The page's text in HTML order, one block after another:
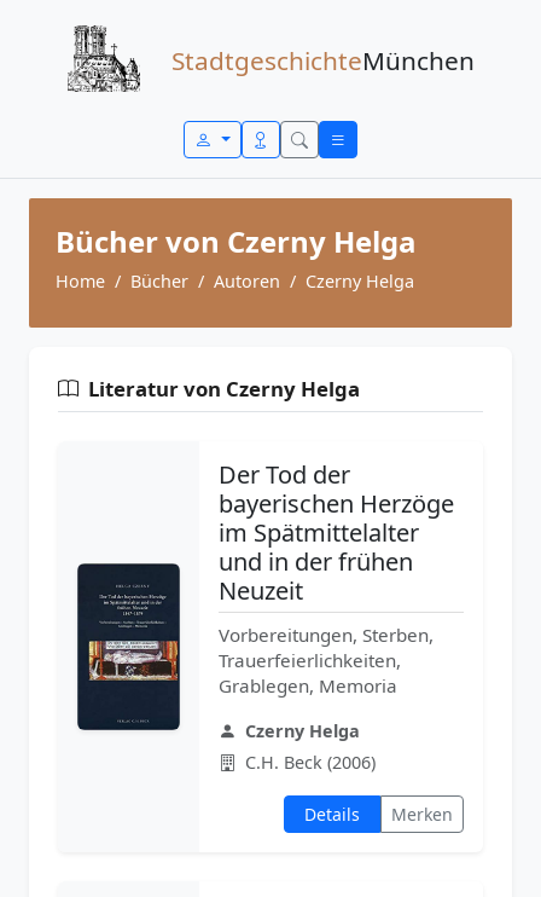
StadtgeschichteMünchen
Bücher von Czerny Helga
Home Bücher Autoren Czerny Helga
Literatur von Czerny Helga
Der Tod der
bayerischen Herzöge
im Spätmittelalter
und in der frühen
Neuzeit
Vorbereitungen, Sterben,
Trauerfeierlichkeiten,
Grablegen, Memoria
Czerny Helga
C.H. Beck (2006)
Details Merken